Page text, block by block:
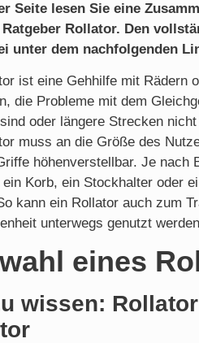
Seite lesen Sie eine
Rollator. Den
unter dem nachfolgenden
ist eine Gehhilfe mit Rädern
die Probleme mit dem
oder längere Strecken
muss an die Größe des
höhenverstellbar. Je nach
Korb, ein Stockhalter oder
kann ein Rollator auch zum
unterwegs genutzt
eines
wissen: